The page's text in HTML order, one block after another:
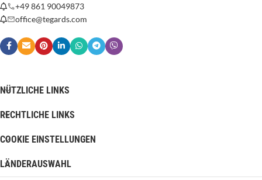
+49 861 90049873
office@tegards.com
NÜTZLICHE LINKS
RECHTLICHE LINKS
COOKIE EINSTELLUNGEN
LÄNDERAUSWAHL